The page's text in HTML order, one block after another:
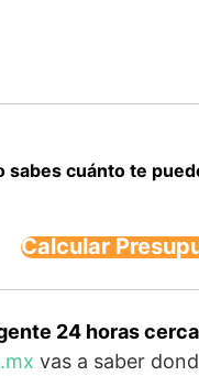
sabes cuánto te
Calcular
24 horas
vas a saber